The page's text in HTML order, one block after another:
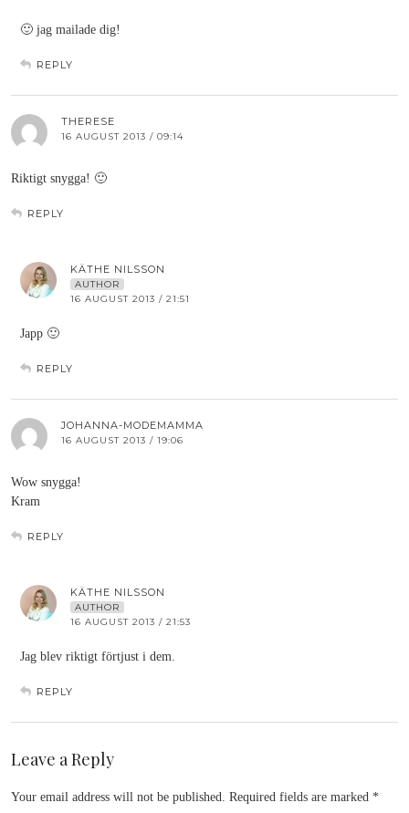
🙂 jag mailade dig!
REPLY
THERESE
16 AUGUST 2013 / 09:14
Riktigt snygga! 🙂
REPLY
KÄTHE NILSSON
AUTHOR
16 AUGUST 2013 / 21:51
Japp 🙂
REPLY
JOHANNA-MODEMAMMA
16 AUGUST 2013 / 19:06
Wow snygga!
Kram
REPLY
KÄTHE NILSSON
AUTHOR
16 AUGUST 2013 / 21:53
Jag blev riktigt förtjust i dem.
REPLY
Leave a Reply
Your email address will not be published. Required fields are marked *